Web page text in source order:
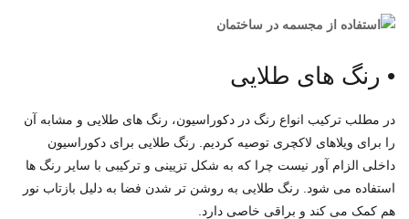
• رنگ های طلایی
در مطلب ترکیب انواع رنگ در دکوراسیون، رنگ های طلایی و مشابه آن
را برای ویلاهای لاکچری توصیه کردیم. رنگ طلایی برای دکوراسیون
داخلی الزام آور نیست چرا که به شکل تزیینی و ترکیبی با سایر رنگ ها
استفاده می شود. رنگ طلایی به روشن تر شدن فضا به دلیل بازتاب نور
هم کمک می کند و براقی خاصی دارد.